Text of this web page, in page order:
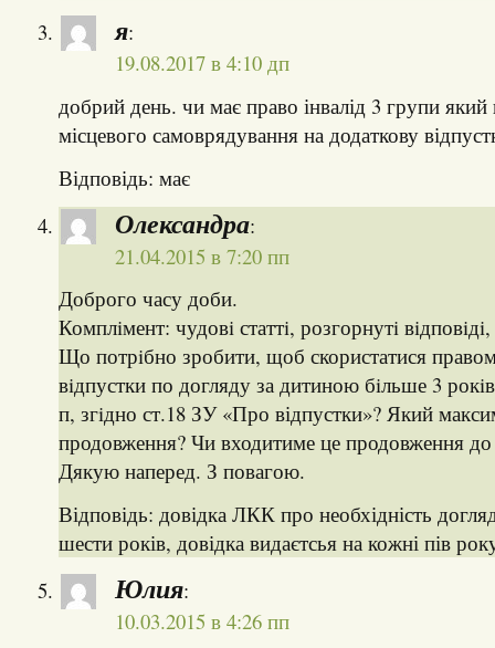
я:
19.08.2017 в 4:10 дп
добрий день. чи має право інвалід 3 групи
місцевого самоврядування на додаткову
Відповідь: має
Олександра:
21.04.2015 в 7:20 пп
Доброго часу доби.
Комплiмент: чудовi статтi, розгорнутi
Що потрiбно зробити, щоб скористатися
вiдпустки по догляду за дитиною бiльше 3
п, згiдно ст.18 ЗУ «Про відпустки»? Який
продовження? Чи входитиме це продовження
Дякую наперед. З повагою.
Відповідь: довідка ЛКК про необхідність
шести років, довідка видаєтсья на кожні пів
Юлия:
10.03.2015 в 4:26 пп